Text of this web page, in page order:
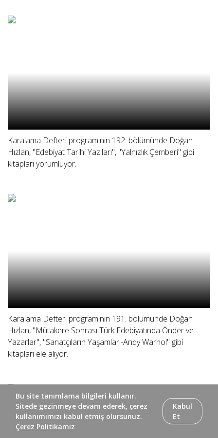
Karalama Defteri programının 192. bölümünde Doğan
Hızlan, "Edebiyat Tarihi Yazıları", "Yalnızlık Çemberi" gibi
kitapları yorumluyor.
Karalama Defteri programının 191. bölümünde Doğan
Hızlan, "Mütakere Sonrası Türk Edebiyatında Önder ve
Yazarlar", "Sanatçıların Yaşamları-Andy Warhol" gibi
kitapları ele alıyor.
Bu site tanımlama bilgileri kullanır.
Sitede gezinmeye devam ederek, çerez
kullanımımızı kabul etmiş olursunuz.
Çerez Politikamız
Kabul
Et